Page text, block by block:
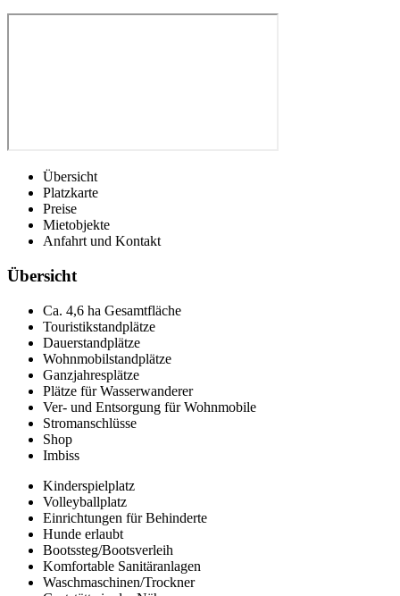
Übersicht
Platzkarte
Preise
Mietobjekte
Anfahrt und Kontakt
Übersicht
Ca. 4,6 ha Gesamtfläche
Touristikstandplätze
Dauerstandplätze
Wohnmobilstandplätze
Ganzjahresplätze
Plätze für Wasserwanderer
Ver- und Entsorgung für Wohnmobile
Stromanschlüsse
Shop
Imbiss
Kinderspielplatz
Volleyballplatz
Einrichtungen für Behinderte
Hunde erlaubt
Bootssteg/Bootsverleih
Komfortable Sanitäranlagen
Waschmaschinen/Trockner